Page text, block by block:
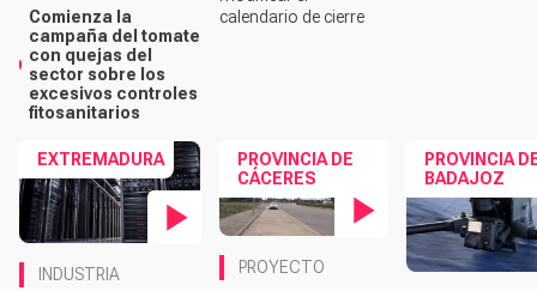
Comienza la
campaña del tomate
con quejas del
sector sobre los
excesivos controles
fitosanitarios
calendario de cierre
EXTREMADURA
INDUSTRIA
PROVINCIA DE
CÁCERES
PROYECTO
PROVINCIA
BADAJOZ